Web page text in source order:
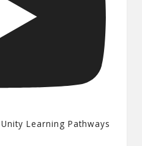
Learning Pathways